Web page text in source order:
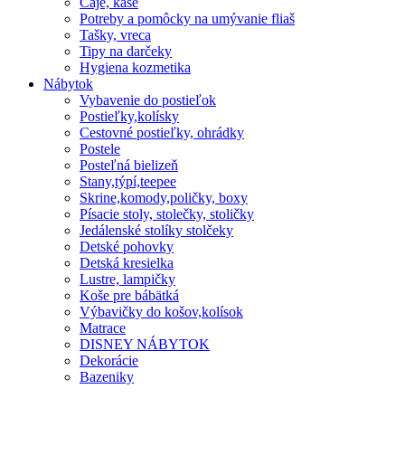
Potreby a pomôcky na umývanie fliaš
Tašky, vreca
Tipy na darčeky
Hygiena kozmetika
Nábytok
Vybavenie do postieľok
Postieľky,kolísky
Cestovné postieľky, ohrádky
Postele
Posteľná bielizeň
Stany,týpí,teepee
Skrine,komody,poličky, boxy
Písacie stoly, stolečky, stoličky
Jedálenské stolíky stolčeky
Detské pohovky
Detská kresielka
Lustre, lampičky
Koše pre bábätká
Výbavičky do košov,kolísok
Matrace
DISNEY NÁBYTOK
Dekorácie
Bazeniky